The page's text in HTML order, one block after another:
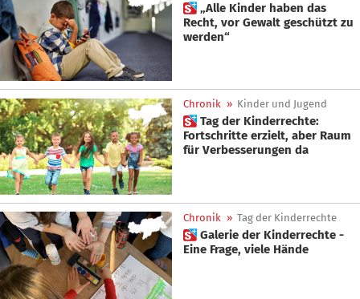
 „Alle Kinder haben das
Recht, vor Gewalt geschützt zu
werden“
Chronik » Kinder und Jugend
 Tag der Kinderrechte:
Fortschritte erzielt, aber Raum
für Verbesserungen da
Chronik » Tag der Kinderrechte
 Galerie der Kinderrechte -
Eine Frage, viele Hände